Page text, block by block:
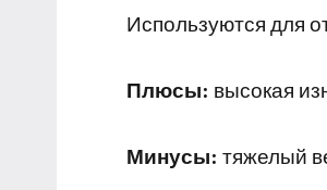
Используются для
Плюсы: высокая
Минусы: тяжелый